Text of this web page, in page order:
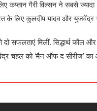
कप्तान गैरी विल्सन ने सबसे ज्यादा
के लिए कुलदीप यादव और युजवेंद्र
दो सफलताएं मिलीं. सिद्धार्थ कौल
चहल को ‘मैन ऑफ द सीरीज’ का